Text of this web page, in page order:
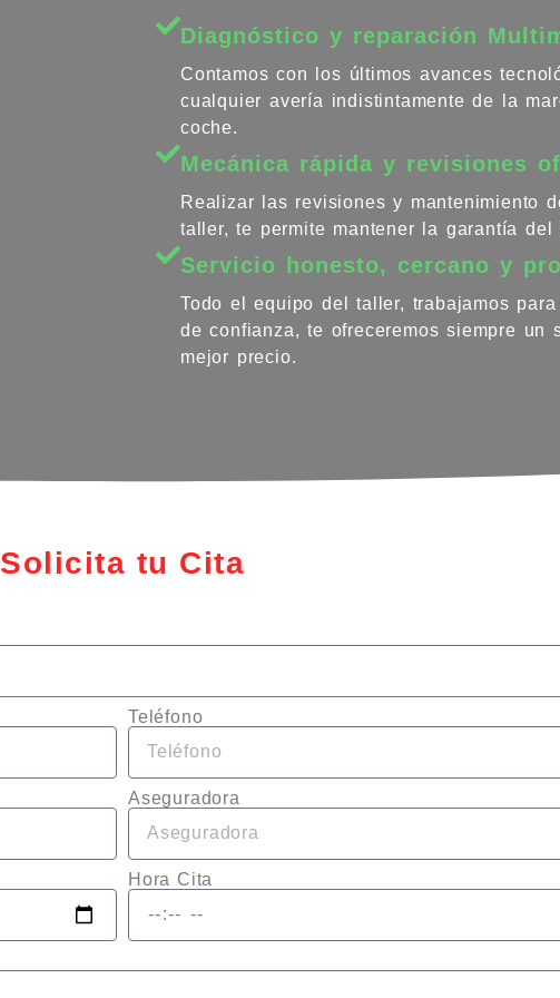
Diagnóstico y reparación
Contamos con los últimos avances
cualquier avería indistintamente de la
coche.
Mecánica rápida y revisiones
Realizar las revisiones y mantenimiento
taller, te permite mantener la garantía del
Servicio honesto, cercano y
Todo el equipo del taller, trabajamos
de confianza, te ofreceremos siempre un
mejor precio.
Solicita tu Cita
Teléfono
Aseguradora
Hora Cita